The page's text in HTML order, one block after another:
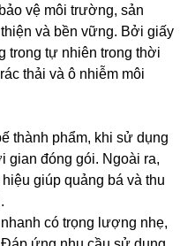
vệ môi trường, sản
và bền vững. Bởi giấy
trong tự nhiên trong thời
thải và ô nhiễm môi
thành phẩm, khi sử dụng
gian đóng gói. Ngoài ra,
giúp quảng bá và thu
có trọng lượng nhẹ,